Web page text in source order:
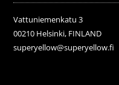
Vattuniemenkatu 3
00210 Helsinki, FINLAND
superyellow@superyellow.fi